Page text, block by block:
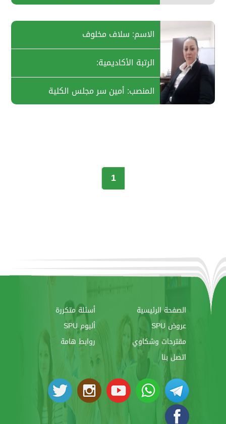
الاسم: سلاف مخلوف
الرتبة الأكاديمية:
المنصب: أمين سر مجلس الكلية
1
الصفحة الرئيسية
أسئلة متكررة
عروض SPU
ألبوم SPU
مقترحات وشكاوي
روابط هامة
اتصل بنا